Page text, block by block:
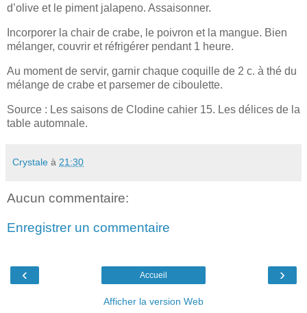
d’olive et le piment jalapeno. Assaisonner.
Incorporer la chair de crabe, le poivron et la mangue. Bien
mélanger, couvrir et réfrigérer pendant 1 heure.
Au moment de servir, garnir chaque coquille de 2 c. à thé du
mélange de crabe et parsemer de ciboulette.
Source : Les saisons de Clodine cahier 15. Les délices de la
table automnale.
Crystale à 21:30
Aucun commentaire:
Enregistrer un commentaire
‹ ›
Accueil
Afficher la version Web